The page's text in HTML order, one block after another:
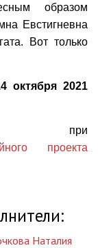
образом
Евстигневна
Вот только
октября 2021
при
проекта
Наталия